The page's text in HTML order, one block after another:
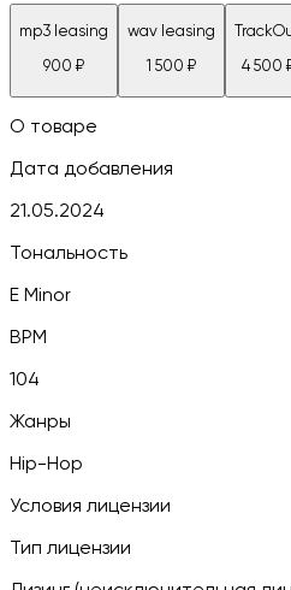
mp3 leasing
900 ₽
wav leasing
1 500 ₽ 4 500
О товаре
Дата добавления
21.05.2024
Тональность
E Minor
BPM
104
Жанры
Hip-Hop
Условия лицензии
Тип лицензии